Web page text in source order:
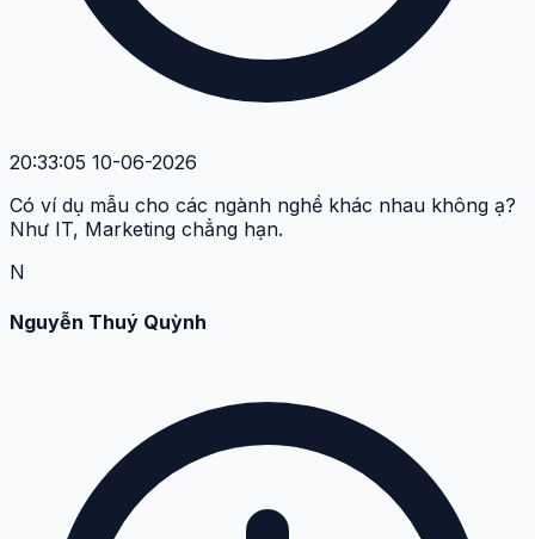
20:33:05 10-06-2026
Có ví dụ mẫu cho các ngành nghề khác nhau không ạ?
Như IT, Marketing chẳng hạn.
N
Nguyễn Thuý Quỳnh